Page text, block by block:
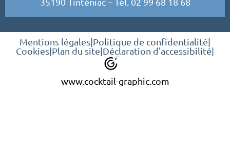
Mentions légales|Politique de confidentialité|
Cookies|Plan du site|Déclaration d'accessibilité|
www.cocktail-graphic.com